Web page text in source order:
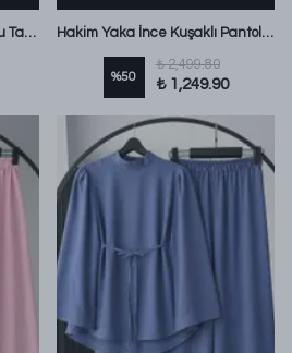
Üstü Uzun Broşlu Pantolonlu Takım Bebe Mavi Hakim Yaka İnce Kuşaklı Pantolonlu Modal Takım Açık Haki
%50
₺ 2,499.80
₺ 1,249.90